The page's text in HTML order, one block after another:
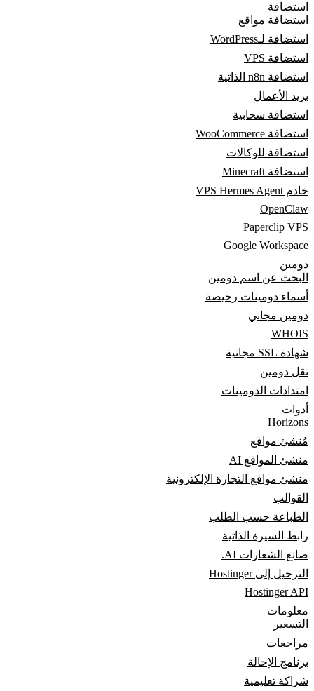
استضافة
استضافة مواقع
استضافة لـWordPress
استضافة VPS
استضافة n8n الذاتية
بريد الأعمال
استضافة سحابية
استضافة WooCommerce
استضافة للوكالات
استضافة Minecraft
خادم VPS Hermes Agent
OpenClaw
Paperclip VPS
Google Workspace
دومين
البحث عن اسم دومين
أسماء دومينات رخيصة
دومين مجاني
WHOIS
شهادة SSL مجانية
نقل دومين
امتدادات الدومينات
أدوات
Horizons
مُنشئ مواقع
منشئ المواقع AI
منشئ مواقع التجارة الإلكترونية
القوالب
الطباعة حسب الطلب
رابط السيرة الذاتية
صانع الشعارات AI.
الترحيل إلى Hostinger
Hostinger API
معلومات
التسعير
مراجعات
برنامج الإحالة
شراكة تعليمية